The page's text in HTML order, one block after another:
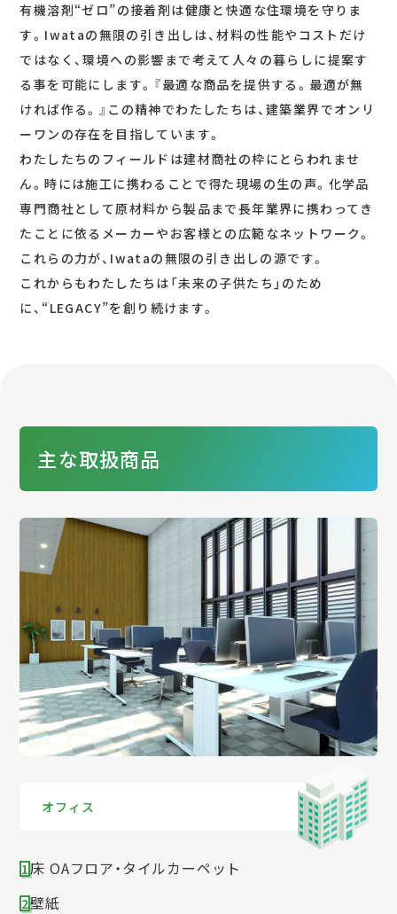
有機溶剤“ゼロ”の接着剤は健康と快適な住環境を守りま
す。Iwataの無限の引き出しは、材料の性能やコストだけ
ではなく、環境への影響まで考えて人々の暮らしに提案す
る事を可能にします。『最適な商品を提供する。最適が無
ければ作る。』この精神でわたしたちは、建築業界でオンリ
ーワンの存在を目指しています。
わたしたちのフィールドは建材商社の枠にとらわれませ
ん。時には施工に携わることで得た現場の生の声。化学品
専門商社として原材料から製品まで長年業界に携わってき
たことに依るメーカーやお客様との広範なネットワーク。
これらの力が、Iwataの無限の引き出しの源です。
これからもわたしたちは「未来の子供たち」のため
に、“LEGACY”を創り続けます。
主な取扱商品
オフィス
1床 OAフロア・タイルカーペット
2壁紙